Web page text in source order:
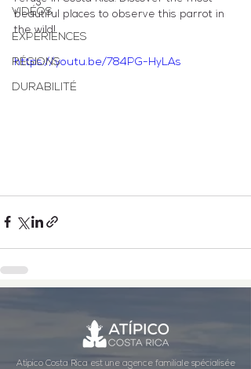
VIDÉOS
EXPÉRIENCES
RÉGIONS
DURABILITÉ
beautiful places to observe this parrot in
the wild!
https://youtu.be/784PG-HyLAs
Atípico Costa Rica est une agence familiale spécialisée